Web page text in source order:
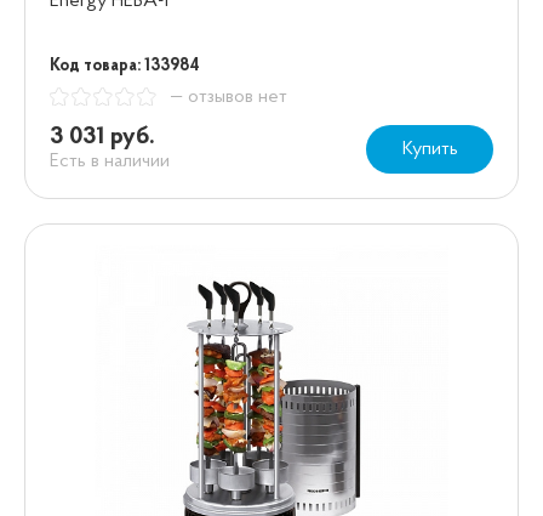
Код товара: 133984
— отзывов нет
3 031 руб.
Есть в наличии
Купить